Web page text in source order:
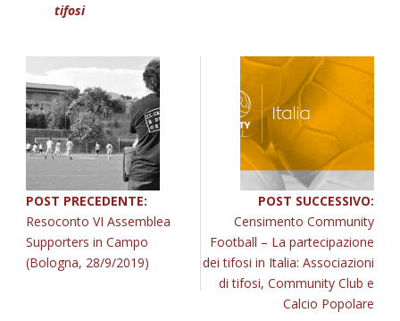
tifosi
POST PRECEDENTE:
Resoconto VI Assemblea
Supporters in Campo
(Bologna, 28/9/2019)
POST SUCCESSIVO:
Censimento Community
Football – La partecipazione
dei tifosi in Italia: Associazioni
di tifosi, Community Club e
Calcio Popolare